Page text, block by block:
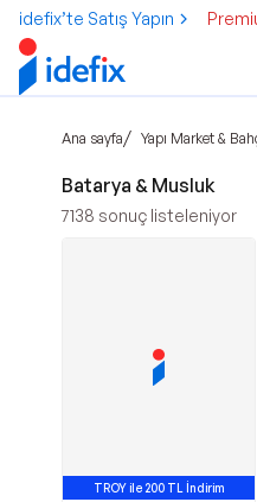
idefix’te Satış Yapın
Ana sayfa/ Yapı Market &
Batarya & Musluk
7138 sonuç listeleniyor
TROY ile 200 TL İndirim